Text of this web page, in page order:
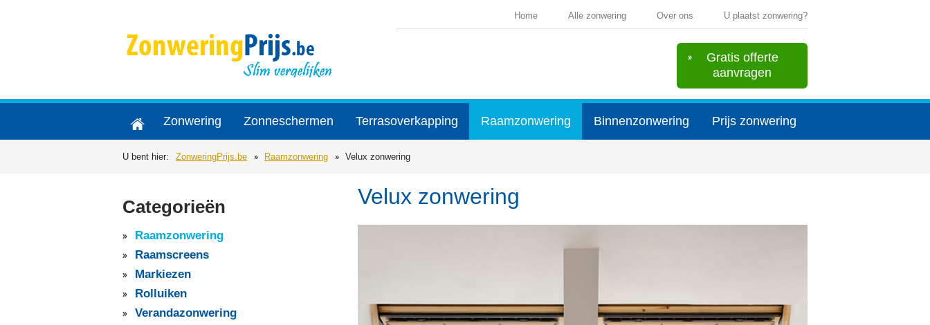
Home Alle zonwering Over ons U plaatst zonwering?
Gratis offerte
aanvragen
Zonwering Zonneschermen Terrasoverkapping Raamzonwering Binnenzonwering Prijs zonwering
U bent hier: ZonweringPrijs.be Raamzonwering Velux zonwering
Velux zonwering
Categorieën
Raamzonwering
Raamscreens
Markiezen
Rolluiken
Verandazonwering